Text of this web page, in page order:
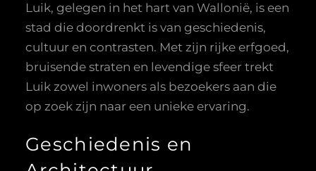
Luik, gelegen in het hart van Wallonië, is een
stad die doordrenkt is van geschiedenis,
cultuur en contrasten. Met zijn rijke erfgoed,
bruisende straten en levendige sfeer trekt
Luik zowel inwoners als bezoekers aan die
op zoek zijn naar een unieke ervaring.
Geschiedenis en